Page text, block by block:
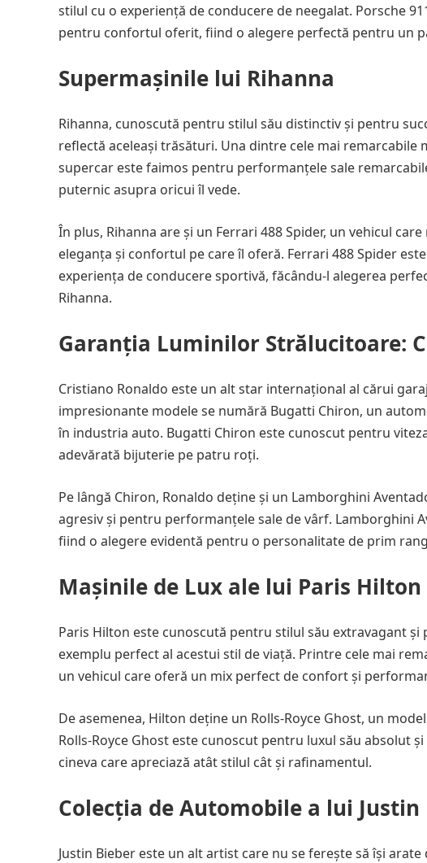
stilul cu o experiență de conducere de neegalat. Porsche
pentru confortul oferit, fiind o alegere perfectă pentru un
Supermașinile lui Rihanna
Rihanna, cunoscută pentru stilul său distinctiv și pentru
reflectă aceleași trăsături. Una dintre cele mai remarcabile
supercar este faimos pentru performanțele sale
puternic asupra oricui îl vede.
În plus, Rihanna are și un Ferrari 488 Spider, un vehicul
eleganța și confortul pe care îl oferă. Ferrari 488 Spider
experiența de conducere sportivă, făcându-l alegerea
Rihanna.
Garanția Luminilor Strălucitoare:
Cristiano Ronaldo este un alt star internațional al cărui
impresionante modele se numără Bugatti Chiron, un
în industria auto. Bugatti Chiron este cunoscut pentru
adevărată bijuterie pe patru roți.
Pe lângă Chiron, Ronaldo deține și un Lamborghini
agresiv și pentru performanțele sale de vârf. Lamborghini
fiind o alegere evidentă pentru o personalitate de prim
Mașinile de Lux ale lui Paris Hilton
Paris Hilton este cunoscută pentru stilul său extravagant
exemplu perfect al acestui stil de viață. Printre cele mai
un vehicul care oferă un mix perfect de confort și
De asemenea, Hilton deține un Rolls-Royce Ghost, un
Rolls-Royce Ghost este cunoscut pentru luxul său absolut
cineva care apreciază atât stilul cât și rafinamentul.
Colecția de Automobile a lui Justin
Justin Bieber este un alt artist care nu se ferește să își